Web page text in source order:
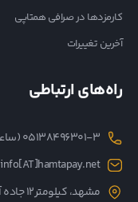
کارمزدها در صرافی همتاپی
آخرین تغییرات
راه‌های ارتباطی
05138496301-3 (ساعت۹ الی ۱۷)
info[AT]hamtapay.net
مشهد، کیلومتر12 جاده آسیایی، پارک ICT استان خراسان